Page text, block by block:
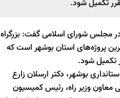
تکمیل شود.
مجلس شورای اسلامی گفت: بزرگراه
پروژه‌های استان بوشهر است که
تکمیل شود.
بوشهر، دکتر ارسلان زارع
معاون وزیر راه، رئیس کمیسیون